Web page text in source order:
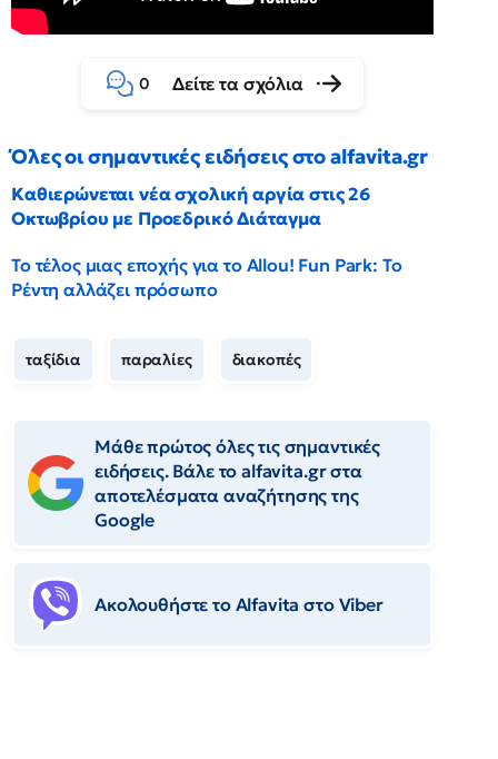
0 Δείτε τα σχόλια
Όλες οι σημαντικές ειδήσεις στο alfavita.gr
Καθιερώνεται νέα σχολική αργία στις 26
Οκτωβρίου με Προεδρικό Διάταγμα
Το τέλος μιας εποχής για το Allou! Fun Park: Το
Ρέντη αλλάζει πρόσωπο
ταξίδια παραλίες διακοπές
Μάθε πρώτος όλες τις σημαντικές
ειδήσεις. Βάλε το alfavita.gr στα
αποτελέσματα αναζήτησης της
Google
Ακολουθήστε το Αlfavita στο Viber